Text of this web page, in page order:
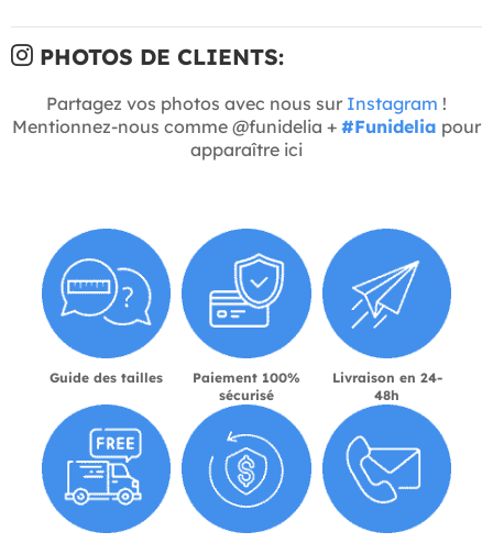
PHOTOS DE CLIENTS:
Partagez vos photos avec nous sur Instagram !
Mentionnez-nous comme @funidelia + #Funidelia pour
apparaître ici
Guide des tailles
Paiement 100%
sécurisé
Livraison en 24-
48h